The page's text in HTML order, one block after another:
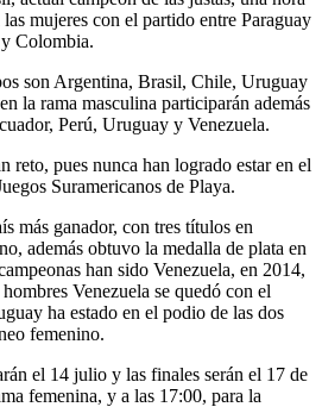
mujeres con el partido entre Paraguay
Colombia.
son Argentina, Brasil, Chile, Uruguay
la rama masculina participarán además
Perú, Uruguay y Venezuela.
reto, pues nunca han logrado estar en el
Suramericanos de Playa.
más ganador, con tres títulos en
además obtuvo la medalla de plata en
han sido Venezuela, en 2014,
Venezuela se quedó con el
ha estado en el podio de las dos
femenino.
el 14 julio y las finales serán el 17 de
femenina, y a las 17:00, para la